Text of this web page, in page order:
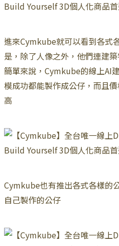
進來Cymkube就可以看到各式
是，除了人像之外，他們連建
簡單來說，Cymkube的線上AI
模成功都能製作成公仔，而且
高
Cymkube也有推出各式各樣的
自己製作的公仔